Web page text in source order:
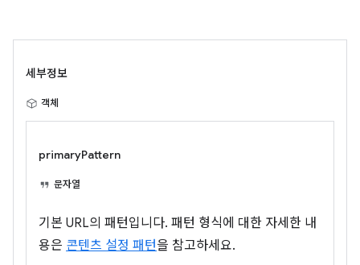
세부정보
객체
primaryPattern
문자열
기본 URL의 패턴입니다. 패턴 형식에 대한 자세한 내
용은 콘텐츠 설정 패턴을 참고하세요.